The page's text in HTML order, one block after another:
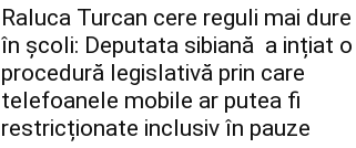
Raluca Turcan cere reguli mai dure
în școli: Deputata sibiană a ințiat o
procedură legislativă prin care
telefoanele mobile ar putea fi
restricționate inclusiv în pauze